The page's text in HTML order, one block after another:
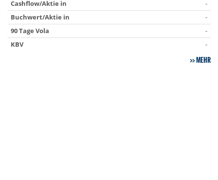
Cashflow/Aktie in
-
Buchwert/Aktie in
-
90 Tage Vola
-
KBV
-
MEHR